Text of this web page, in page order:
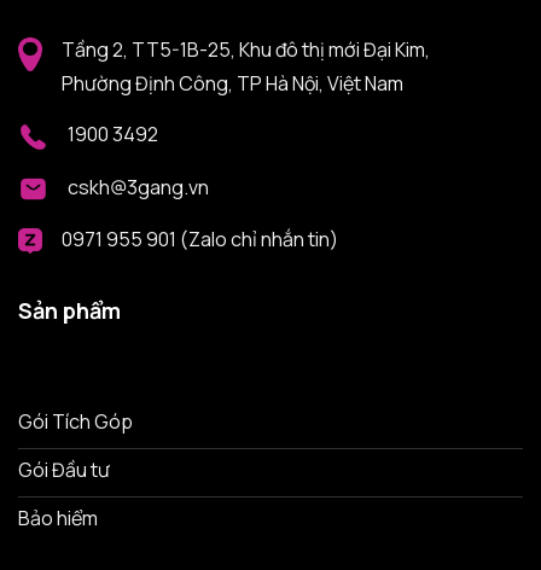
Tầng 2, TT5-1B-25, Khu đô thị mới Đại Kim,
Phường Định Công, TP Hà Nội, Việt Nam
1900 3492
cskh@3gang.vn
0971 955 901 (Zalo chỉ nhắn tin)
Sản phẩm
Gói Tích Góp
Gói Đầu tư
Bảo hiểm